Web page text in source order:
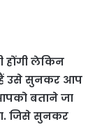
होंगी लेकिन
हैं उसे सुनकर आप
बताने जा
जिसे सुनकर